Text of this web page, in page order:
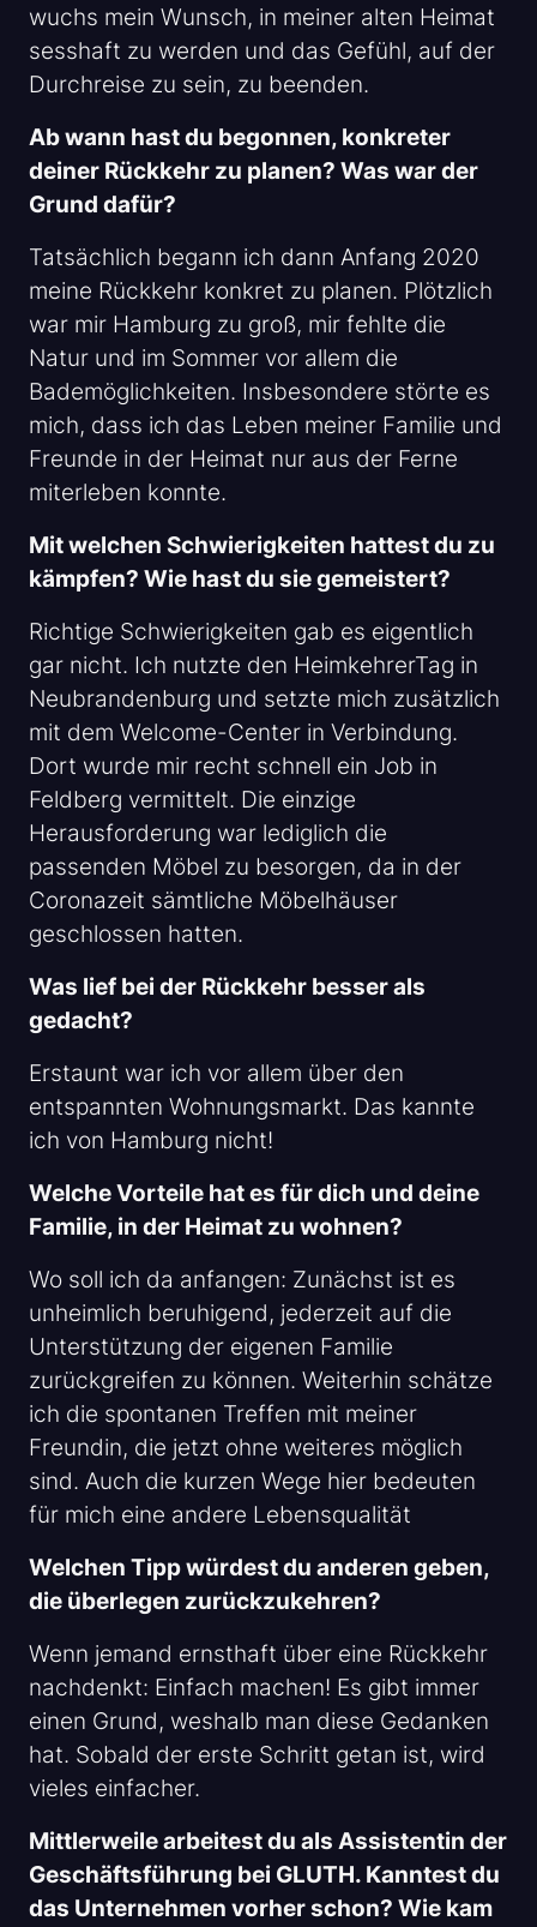
wuchs mein Wunsch, in meiner alten Heimat
sesshaft zu werden und das Gefühl, auf der
Durchreise zu sein, zu beenden.
Ab wann hast du begonnen, konkreter
deiner Rückkehr zu planen? Was war der
Grund dafür?
Tatsächlich begann ich dann Anfang 2020
meine Rückkehr konkret zu planen. Plötzlich
war mir Hamburg zu groß, mir fehlte die
Natur und im Sommer vor allem die
Bademöglichkeiten. Insbesondere störte es
mich, dass ich das Leben meiner Familie und
Freunde in der Heimat nur aus der Ferne
miterleben konnte.
Mit welchen Schwierigkeiten hattest du zu
kämpfen? Wie hast du sie gemeistert?
Richtige Schwierigkeiten gab es eigentlich
gar nicht. Ich nutzte den HeimkehrerTag in
Neubrandenburg und setzte mich zusätzlich
mit dem Welcome-Center in Verbindung.
Dort wurde mir recht schnell ein Job in
Feldberg vermittelt. Die einzige
Herausforderung war lediglich die
passenden Möbel zu besorgen, da in der
Coronazeit sämtliche Möbelhäuser
geschlossen hatten.
Was lief bei der Rückkehr besser als
gedacht?
Erstaunt war ich vor allem über den
entspannten Wohnungsmarkt. Das kannte
ich von Hamburg nicht!
Welche Vorteile hat es für dich und deine
Familie, in der Heimat zu wohnen?
Wo soll ich da anfangen: Zunächst ist es
unheimlich beruhigend, jederzeit auf die
Unterstützung der eigenen Familie
zurückgreifen zu können. Weiterhin schätze
ich die spontanen Treffen mit meiner
Freundin, die jetzt ohne weiteres möglich
sind. Auch die kurzen Wege hier bedeuten
für mich eine andere Lebensqualität
Welchen Tipp würdest du anderen geben,
die überlegen zurückzukehren?
Wenn jemand ernsthaft über eine Rückkehr
nachdenkt: Einfach machen! Es gibt immer
einen Grund, weshalb man diese Gedanken
hat. Sobald der erste Schritt getan ist, wird
vieles einfacher.
Mittlerweile arbeitest du als Assistentin der
Geschäftsführung bei GLUTH. Kanntest du
das Unternehmen vorher schon? Wie kam